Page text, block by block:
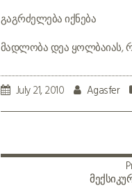
გაგრძელება იქნება
მადლობა დეა ყოლბაიას,
July 21, 2010 Agasfer